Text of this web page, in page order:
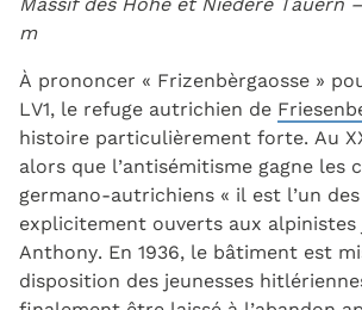
m
À prononcer « Frizenbèrgaosse »
LV1, le refuge autrichien de
histoire particulièrement forte. Au
alors que l’antisémitisme gagne les
germano-autrichiens « il est l’un
explicitement ouverts aux alpinistes
Anthony. En 1936, le bâtiment est
disposition des jeunesses